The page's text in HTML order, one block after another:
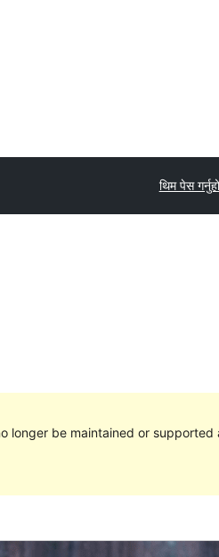
थिम पेस
longer be maintained or